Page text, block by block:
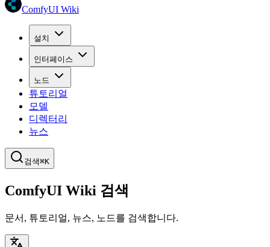
ComfyUI Wiki
설치
인터페이스
노드
튜토리얼
모델
디렉터리
뉴스
검색⌘K
ComfyUI Wiki 검색
문서, 튜토리얼, 뉴스, 노드를 검색합니다.